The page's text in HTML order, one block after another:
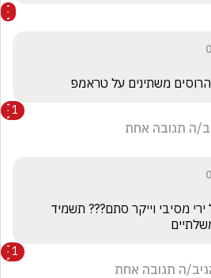
משתינים על טראמפ
1
ה תגובה אחת
1
ה תגובה אחת